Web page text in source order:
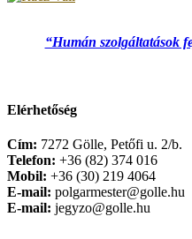
“Humán szolgáltatások
Elérhetőség
Cím: 7272 Gölle, Petőfi u. 2/b.
Telefon: +36 (82) 374 016
Mobil: +36 (30) 219 4064
E-mail: polgarmester@golle.hu
E-mail: jegyzo@golle.hu